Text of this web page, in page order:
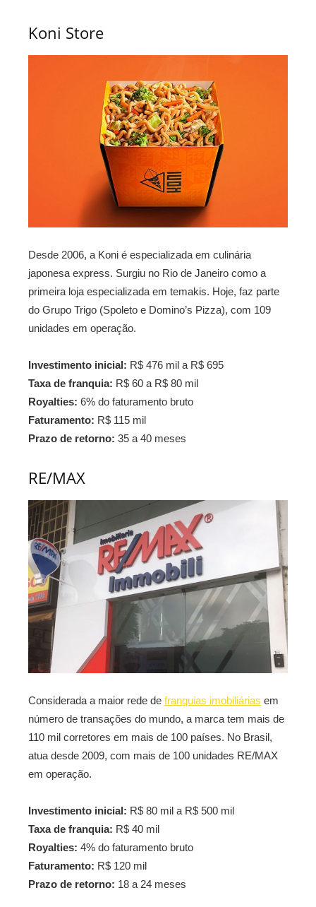
Koni Store
Desde 2006, a Koni é especializada em culinária
japonesa express. Surgiu no Rio de Janeiro como a
primeira loja especializada em temakis. Hoje, faz parte
do Grupo Trigo (Spoleto e Domino’s Pizza), com 109
unidades em operação.
Investimento inicial: R$ 476 mil a R$ 695
Taxa de franquia: R$ 60 a R$ 80 mil
Royalties: 6% do faturamento bruto
Faturamento: R$ 115 mil
Prazo de retorno: 35 a 40 meses
RE/MAX
Considerada a maior rede de franquias imobiliárias em
número de transações do mundo, a marca tem mais de
110 mil corretores em mais de 100 países. No Brasil,
atua desde 2009, com mais de 100 unidades RE/MAX
em operação.
Investimento inicial: R$ 80 mil a R$ 500 mil
Taxa de franquia: R$ 40 mil
Royalties: 4% do faturamento bruto
Faturamento: R$ 120 mil
Prazo de retorno: 18 a 24 meses